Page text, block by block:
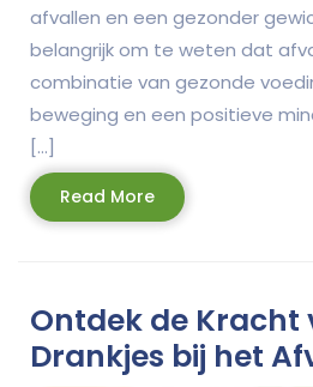
afvallen en een gezonder
belangrijk om te weten dat
combinatie van gezonde
beweging en een positieve
[…]
Read MoreRead
More
Ontdek de Kracht
Drankjes bij het